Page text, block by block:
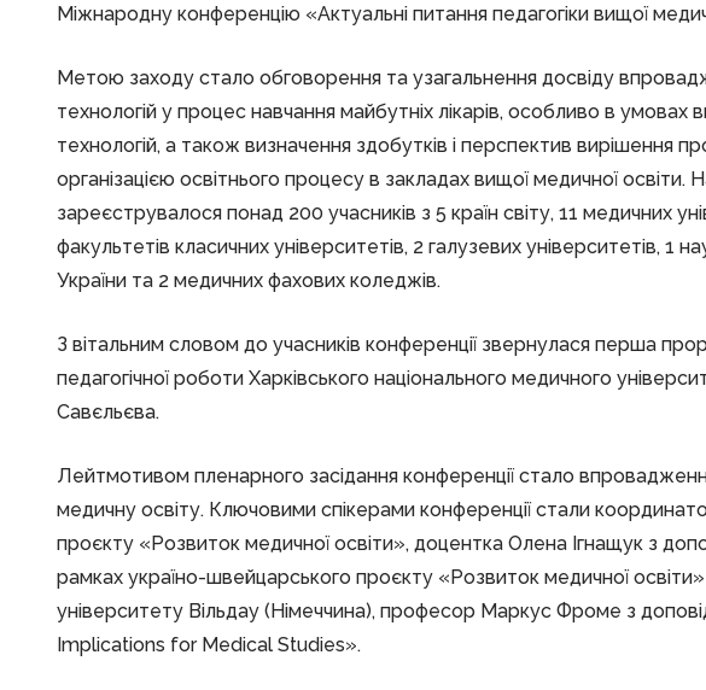
Міжнародну конференцію «Актуальні питання педагогіки вищої
Метою заходу стало обговорення та узагальнення досвіду
технологій у процес навчання майбутніх лікарів, особливо в умовах
технологій, а також визначення здобутків і перспектив вирішення
організацією освітнього процесу в закладах вищої медичної освіти.
зареєструвалося понад 200 учасників з 5 країн світу, 11 медичних
факультетів класичних університетів, 2 галузевих університетів, 1
України та 2 медичних фахових коледжів.
З вітальним словом до учасників конференції звернулася перша
педагогічної роботи Харківського національного медичного
Савєльєва.
Лейтмотивом пленарного засідання конференції стало
медичну освіту. Ключовими спікерами конференції стали
проєкту «Розвиток медичної освіти», доцентка Олена Ігнащук з
рамках україно-швейцарського проєкту «Розвиток медичної
університету Вільдау (Німеччина), професор Маркус Фроме з
Implications for Medical Studies».